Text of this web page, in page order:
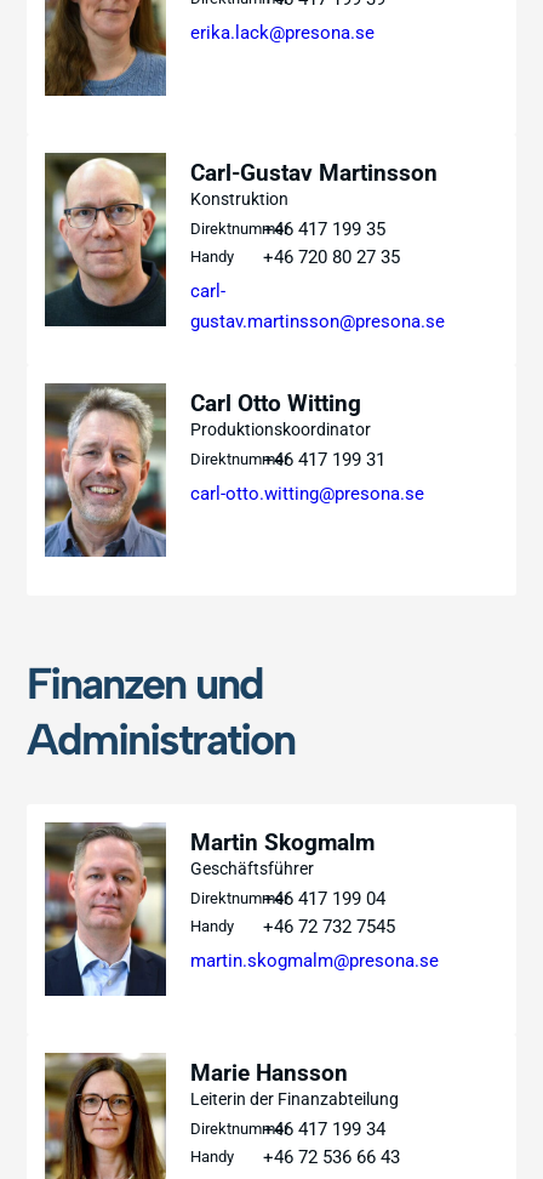
erika.lack@presona.se
Carl-Gustav Martinsson
Konstruktion
Direktnummer+46 417 199 35
Handy
+46 720 80 27 35
carl-
gustav.martinsson@presona.se
Carl Otto Witting
Produktionskoordinator
Direktnummer+46 417 199 31
carl-otto.witting@presona.se
Finanzen und
Administration
Martin Skogmalm
Geschäftsführer
Direktnummer+46 417 199 04
Handy
+46 72 732 7545
martin.skogmalm@presona.se
Marie Hansson
Leiterin der Finanzabteilung
Direktnummer+46 417 199 34
Handy
+46 72 536 66 43